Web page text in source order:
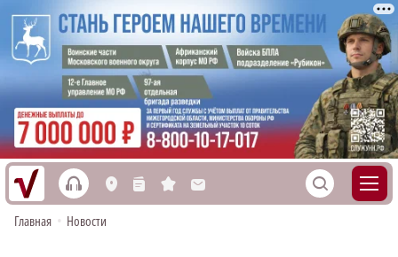
h L n s M S
Главная • Новости